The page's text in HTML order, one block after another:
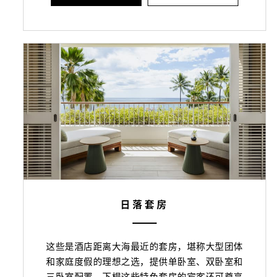
日落套房
这些是酒店距离大海最近的套房，堪称大型团体
和家庭度假的理想之选，提供单卧室、双卧室和